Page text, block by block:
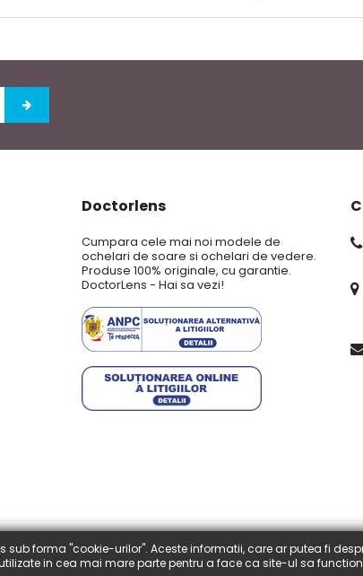
Doctorlens
Cumpara cele mai noi modele de
ochelari de soare si ochelari de vedere.
Produse 100% originale, cu garantie.
DoctorLens - Hai sa vezi!
forma "cookie-urilor". Aceste informatii, care ar putea fi
in cea mai mare parte pentru a face ca site-ul sa